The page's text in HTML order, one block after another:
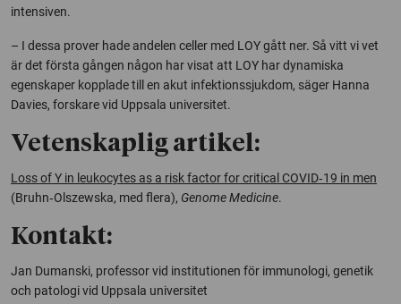
intensiven.
– I dessa prover hade andelen celler med LOY gått ner. Så vitt vi vet
är det första gången någon har visat att LOY har dynamiska
egenskaper kopplade till en akut infektionssjukdom, säger Hanna
Davies, forskare vid Uppsala universitet.
Vetenskaplig artikel:
Loss of Y in leukocytes as a risk factor for critical COVID‑19 in men
(Bruhn‑Olszewska, med flera), Genome Medicine.
Kontakt:
Jan Dumanski, professor vid institutionen för immunologi, genetik
och patologi vid Uppsala universitet